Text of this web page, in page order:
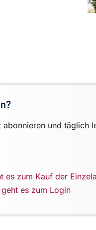
und täglich
es zum Kauf der
es zum Login